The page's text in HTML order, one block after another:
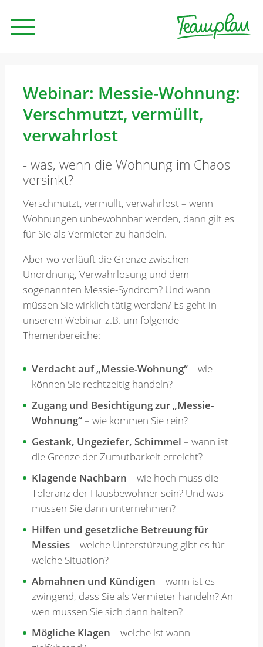
Beratung
Unternehmen
News
Merkzettel
Newsletter
Webinar: Messie-Wohnung:
Verschmutzt, vermüllt,
verwahrlost
- was, wenn die Wohnung im Chaos
versinkt?
Verschmutzt, vermüllt, verwahrlost – wenn
Wohnungen unbewohnbar werden, dann gilt es
für Sie als Vermieter zu handeln.
Aber wo verläuft die Grenze zwischen
Unordnung, Verwahrlosung und dem
sogenannten Messie-Syndrom? Und wann
müssen Sie wirklich tätig werden? Es geht in
unserem Webinar z.B. um folgende
Themenbereiche:
Verdacht auf „Messie-Wohnung“– wie
können Sie rechtzeitig handeln?
Zugang und Besichtigung zur „Messie-
Wohnung“– wie kommen Sie rein?
Gestank, Ungeziefer, Schimmel – wann ist
die Grenze der Zumutbarkeit erreicht?
Klagende Nachbarn – wie hoch muss die
Toleranz der Hausbewohner sein? Und was
müssen Sie dann unternehmen?
Hilfen und gesetzliche Betreuung für
Messies– welche Unterstützung gibt es für
welche Situation?
Abmahnen und Kündigen – wann ist es
zwingend, dass Sie als Vermieter handeln? An
wen müssen Sie sich dann halten?
Mögliche Klagen – welche ist wann